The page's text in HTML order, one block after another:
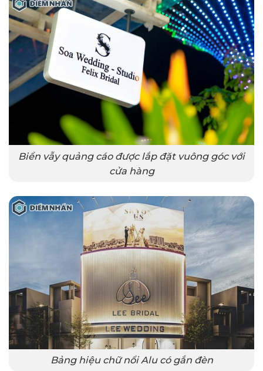
Biển vẫy quảng cáo được lắp đặt vuông góc với
cửa hàng
Bảng hiệu chữ nổi Alu có gắn đèn